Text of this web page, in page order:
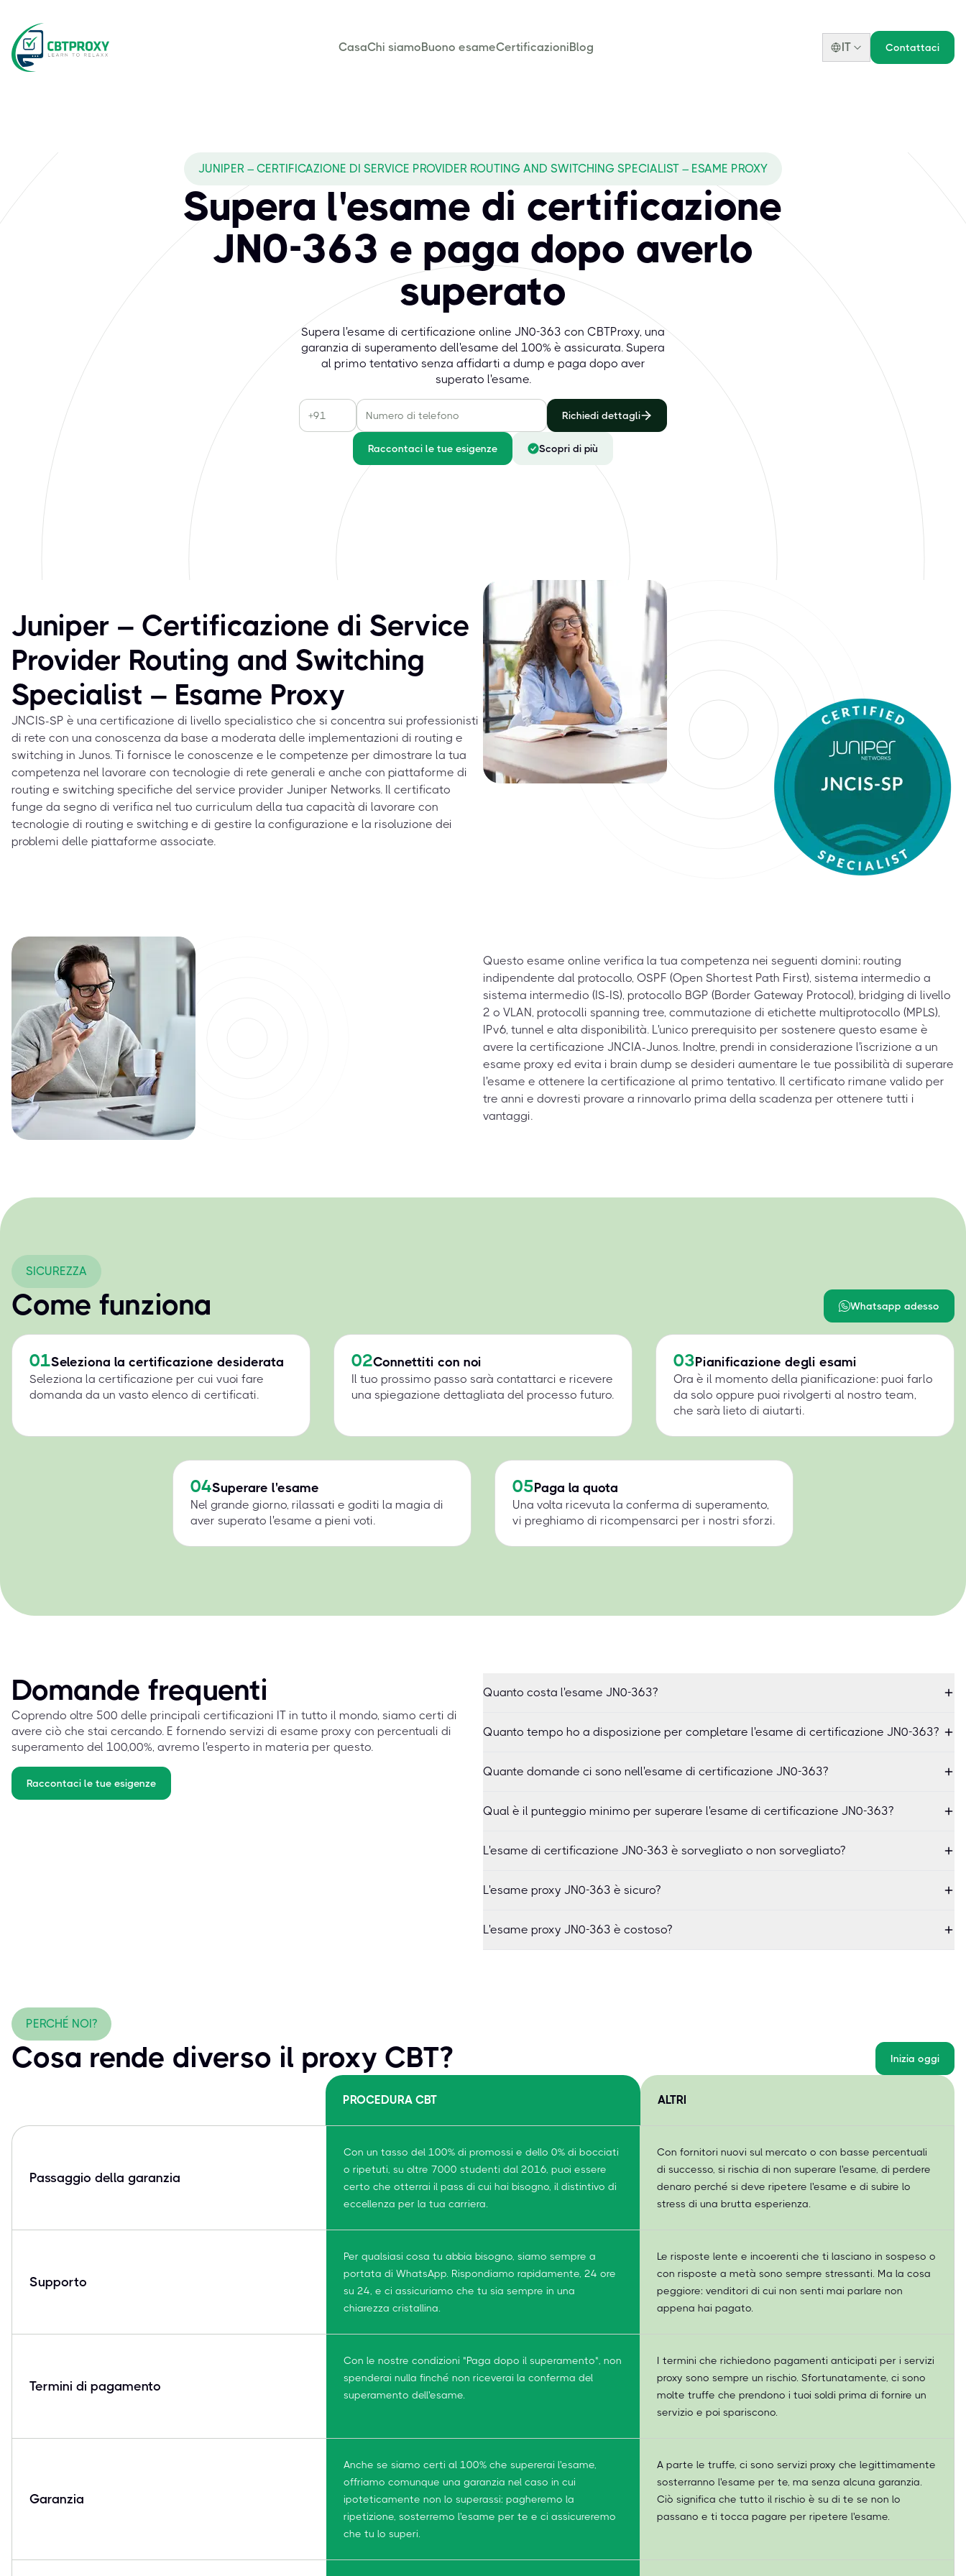
CasaChi siamoBuono esameCertificazioniBlog IT Contattaci
JUNIPER – CERTIFICAZIONE DI SERVICE PROVIDER ROUTING AND SWITCHING SPECIALIST – ESAME PROXY
Supera l'esame di certificazione
JN0-363 e paga dopo averlo
superato
Supera l'esame di certificazione online JN0-363 con CBTProxy, una
garanzia di superamento dell'esame del 100% è assicurata. Supera
al primo tentativo senza affidarti a dump e paga dopo aver
superato l'esame.
Richiedi dettagli
Raccontaci le tue esigenze Scopri di più
Juniper – Certificazione di Service
Provider Routing and Switching
Specialist – Esame Proxy
JNCIS-SP è una certificazione di livello specialistico che si concentra sui professionisti
di rete con una conoscenza da base a moderata delle implementazioni di routing e
switching in Junos. Ti fornisce le conoscenze e le competenze per dimostrare la tua
competenza nel lavorare con tecnologie di rete generali e anche con piattaforme di
routing e switching specifiche del service provider Juniper Networks. Il certificato
funge da segno di verifica nel tuo curriculum della tua capacità di lavorare con
tecnologie di routing e switching e di gestire la configurazione e la risoluzione dei
problemi delle piattaforme associate.
Questo esame online verifica la tua competenza nei seguenti domini: routing
indipendente dal protocollo, OSPF (Open Shortest Path First), sistema intermedio a
sistema intermedio (IS-IS), protocollo BGP (Border Gateway Protocol), bridging di livello
2 o VLAN, protocolli spanning tree, commutazione di etichette multiprotocollo (MPLS),
IPv6, tunnel e alta disponibilità. L'unico prerequisito per sostenere questo esame è
avere la certificazione JNCIA-Junos. Inoltre, prendi in considerazione l'iscrizione a un
esame proxy ed evita i brain dump se desideri aumentare le tue possibilità di superare
l'esame e ottenere la certificazione al primo tentativo. Il certificato rimane valido per
tre anni e dovresti provare a rinnovarlo prima della scadenza per ottenere tutti i
vantaggi.
SICUREZZA
Come funziona Whatsapp adesso
01Seleziona la certificazione desiderata
Seleziona la certificazione per cui vuoi fare
domanda da un vasto elenco di certificati.
02Connettiti con noi
Il tuo prossimo passo sarà contattarci e ricevere
una spiegazione dettagliata del processo futuro.
03Pianificazione degli esami
Ora è il momento della pianificazione: puoi farlo
da solo oppure puoi rivolgerti al nostro team,
che sarà lieto di aiutarti.
04Superare l'esame
Nel grande giorno, rilassati e goditi la magia di
aver superato l'esame a pieni voti.
05Paga la quota
Una volta ricevuta la conferma di superamento,
vi preghiamo di ricompensarci per i nostri sforzi.
Domande frequenti
Coprendo oltre 500 delle principali certificazioni IT in tutto il mondo, siamo certi di
avere ciò che stai cercando. E fornendo servizi di esame proxy con percentuali di
superamento del 100,00%, avremo l'esperto in materia per questo.
Raccontaci le tue esigenze
Quanto costa l'esame JN0-363?
Quanto tempo ho a disposizione per completare l'esame di certificazione JN0-363?
Quante domande ci sono nell'esame di certificazione JN0-363?
Qual è il punteggio minimo per superare l'esame di certificazione JN0-363?
L'esame di certificazione JN0-363 è sorvegliato o non sorvegliato?
L'esame proxy JN0-363 è sicuro?
L'esame proxy JN0-363 è costoso?
PERCHÉ NOI?
Cosa rende diverso il proxy CBT? Inizia oggi
PROCEDURA CBT ALTRI
Passaggio della garanzia
Con un tasso del 100% di promossi e dello 0% di bocciati
o ripetuti, su oltre 7000 studenti dal 2016, puoi essere
certo che otterrai il pass di cui hai bisogno, il distintivo di
eccellenza per la tua carriera.
Con fornitori nuovi sul mercato o con basse percentuali
di successo, si rischia di non superare l'esame, di perdere
denaro perché si deve ripetere l'esame e di subire lo
stress di una brutta esperienza.
Supporto
Per qualsiasi cosa tu abbia bisogno, siamo sempre a
portata di WhatsApp. Rispondiamo rapidamente, 24 ore
su 24, e ci assicuriamo che tu sia sempre in una
chiarezza cristallina.
Le risposte lente e incoerenti che ti lasciano in sospeso o
con risposte a metà sono sempre stressanti. Ma la cosa
peggiore: venditori di cui non senti mai parlare non
appena hai pagato.
Termini di pagamento
Con le nostre condizioni "Paga dopo il superamento", non
spenderai nulla finché non riceverai la conferma del
superamento dell'esame.
I termini che richiedono pagamenti anticipati per i servizi
proxy sono sempre un rischio. Sfortunatamente, ci sono
molte truffe che prendono i tuoi soldi prima di fornire un
servizio e poi spariscono.
Garanzia
Anche se siamo certi al 100% che supererai l'esame,
offriamo comunque una garanzia nel caso in cui
ipoteticamente non lo superassi: pagheremo la
ripetizione, sosterremo l'esame per te e ci assicureremo
che tu lo superi.
A parte le truffe, ci sono servizi proxy che legittimamente
sosterranno l'esame per te, ma senza alcuna garanzia.
Ciò significa che tutto il rischio è su di te se non lo
passano e ti tocca pagare per ripetere l'esame.